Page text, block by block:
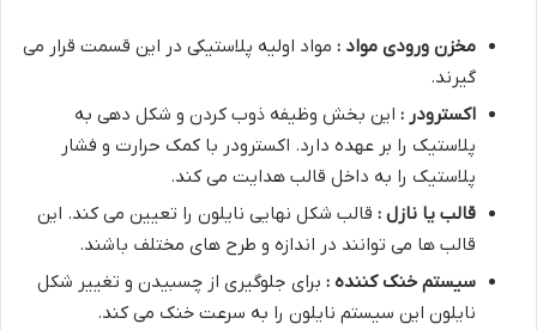
مخزن ورودی مواد : مواد اولیه پلاستیکی در این قسمت قرار می
گیرند.
اکسترودر : این بخش وظیفه ذوب کردن و شکل دهی به
پلاستیک را بر عهده دارد. اکسترودر با کمک حرارت و فشار
پلاستیک را به داخل قالب هدایت می کند.
قالب یا نازل : قالب شکل نهایی نایلون را تعیین می کند. این
قالب ها می توانند در اندازه و طرح های مختلف باشند.
سیستم خنک کننده : برای جلوگیری از چسبیدن و تغییر شکل
نایلون این سیستم نایلون را به سرعت خنک می کند.